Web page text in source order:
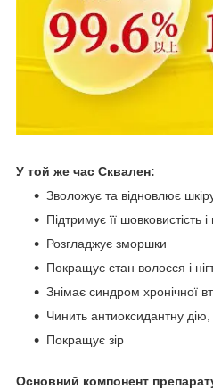
У той же час Сквален:
Зволожує та відновлює
Підтримує її шовковистість і
Розгладжує зморшки
Покращує стан волосся і
Знімає синдром хронічної
Чинить антиоксидантну
Покращує зір
Основний компонент